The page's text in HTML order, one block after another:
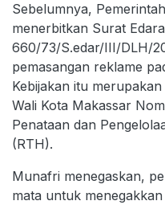
Sebelumnya,
menerbitkan Surat
660/73/S.edar/III/DLH/
pemasangan reklame
Kebijakan itu
Wali Kota Makassar
Penataan dan
(RTH).
Munafri menegaskan,
mata untuk